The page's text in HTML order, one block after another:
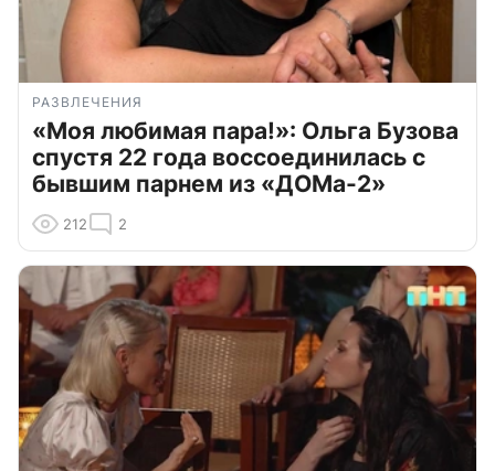
РАЗВЛЕЧЕНИЯ
«Моя любимая пара!»: Ольга Бузова
спустя 22 года воссоединилась с
бывшим парнем из «ДОМа-2»
212 2